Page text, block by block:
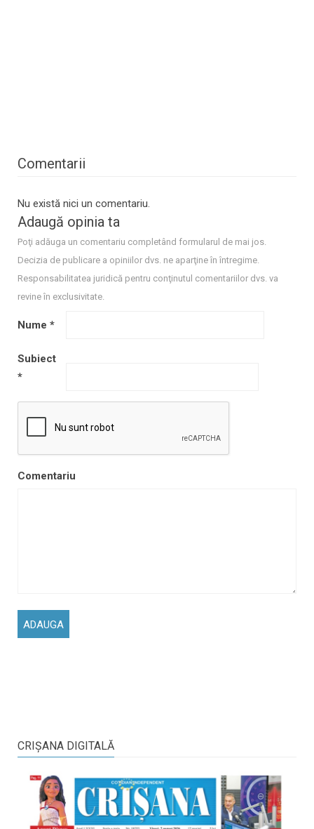
Comentarii
Nu există nici un comentariu.
Adaugă opinia ta
Poţi adăuga un comentariu completând formularul de mai jos.
Decizia de publicare a opiniilor dvs. ne aparţine în întregime.
Responsabilitatea juridică pentru conţinutul comentariilor dvs. va
revine în exclusivitate.
Nume *
Subiect
*
Comentariu
CRIŞANA DIGITALĂ